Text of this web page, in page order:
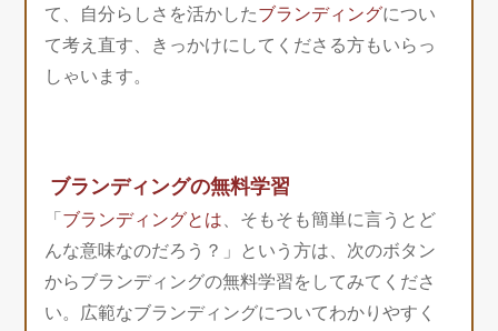
て、自分らしさを活かしたブランディングについ
て考え直す、きっかけにしてくださる方もいらっ
しゃいます。
ブランディングの無料学習
「ブランディングとは、そもそも簡単に言うとど
んな意味なのだろう？」という方は、次のボタン
からブランディングの無料学習をしてみてくださ
い。広範なブランディングについてわかりやすく